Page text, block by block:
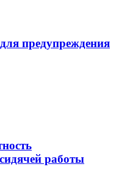
предупреждения
работы